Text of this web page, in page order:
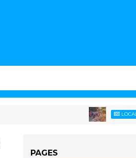
LOCAL NEWS
PAGES